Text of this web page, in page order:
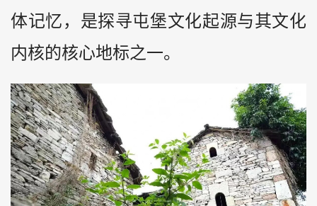
体记忆，是探寻屯堡文化起源与其文化
内核的核心地标之一。